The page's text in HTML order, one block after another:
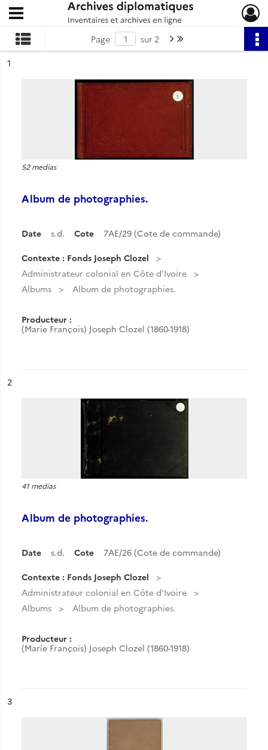
Archives diplomatiques
Ouvrir le menu déroulant
Page sur 2 Page suivante : 1/2
n°
1
52 medias
Album de photographies.
Date s.d. Cote 7AE/29 (Cote de commande)
Contexte : Fonds Joseph Clozel
Administrateur colonial en Côte d'Ivoire
Albums
Album de photographies.
Producteur :
(Marie François) Joseph Clozel (1860-1918)
n°
2
41 medias
Album de photographies.
Date s.d. Cote 7AE/26 (Cote de commande)
Contexte : Fonds Joseph Clozel
Administrateur colonial en Côte d'Ivoire
Albums
Album de photographies.
Producteur :
(Marie François) Joseph Clozel (1860-1918)
n°
3